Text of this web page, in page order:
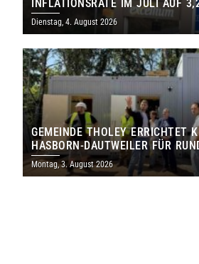
INFLATIONSRATE IM JULI AUF
Dienstag, 4. August 2026
GEMEINDE THOLEY ERRICHTET
HASBORN-DAUTWEILER FÜR
MILLIONEN EURO
Montag, 3. August 2026